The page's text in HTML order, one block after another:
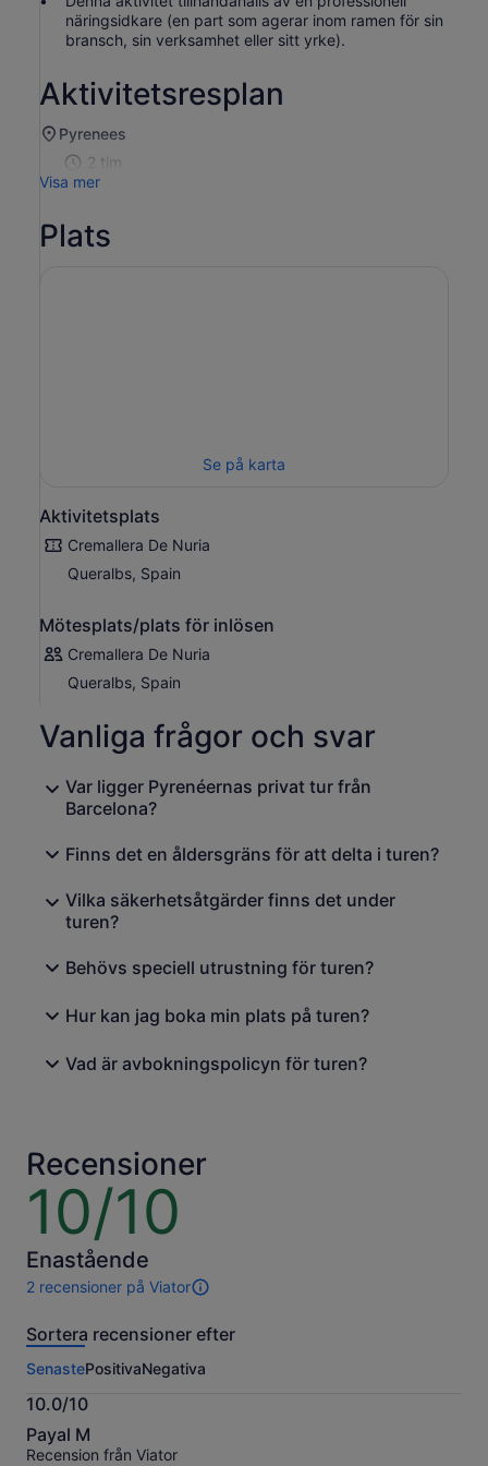
välja
än
två
vuxna
näringsidkare (en part som agerar inom ramen för sin
bransch, sin verksamhet eller sitt yrke).
Aktivitetsresplan
Pyrenees
2 tim
Visa mer
Plats
Se på karta
Aktivitetsplats
Cremallera De Nuria
Queralbs, Spain
Mötesplats/plats för inlösen
Cremallera De Nuria
Queralbs, Spain
Vanliga frågor och svar
Var ligger Pyrenéernas privat tur från
Barcelona?
Finns det en åldersgräns för att delta i turen?
Vilka säkerhetsåtgärder finns det under
turen?
Behövs speciell utrustning för turen?
Hur kan jag boka min plats på turen?
Vad är avbokningspolicyn för turen?
Recensioner
10/10
10
10
Enastående
2 recensioner på Viator
2
av
här
aktiviteten.
Mer
information
om
Sortera recensioner efter
SenastePositivaNegativa
10.0/10
10.0
av
Payal M
Recension från Viator